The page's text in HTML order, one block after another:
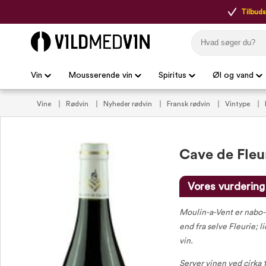
Vin Mousserende vin Spiritus Øl og vand
Vine Rødvin Nyheder rødvin Fransk rødvin Vintype
Cave de
Vores vurdering
Moulin-a-Vent er
end fra selve Fleurie;
vin.
Server vinen ved cirka